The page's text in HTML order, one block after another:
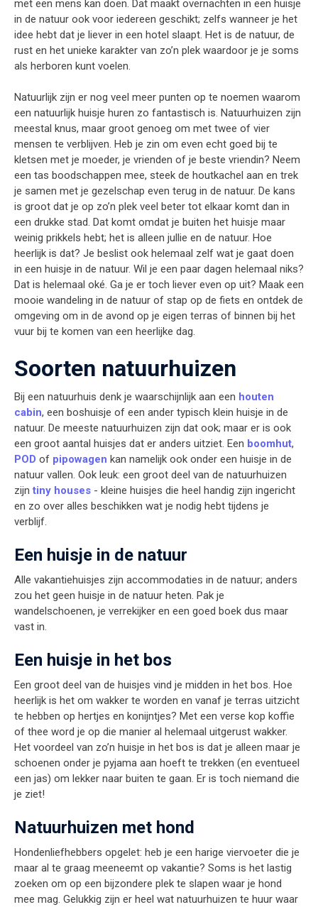
met een mens kan doen. Dat maakt overnachten in een huisje
in de natuur ook voor iedereen geschikt; zelfs wanneer je het
idee hebt dat je liever in een hotel slaapt. Het is de natuur, de
rust en het unieke karakter van zo’n plek waardoor je je soms
als herboren kunt voelen.
Natuurlijk zijn er nog veel meer punten op te noemen waarom
een natuurlijk huisje huren zo fantastisch is. Natuurhuizen zijn
meestal knus, maar groot genoeg om met twee of vier
mensen te verblijven. Heb je zin om even echt goed bij te
kletsen met je moeder, je vrienden of je beste vriendin? Neem
een tas boodschappen mee, steek de houtkachel aan en trek
je samen met je gezelschap even terug in de natuur. De kans
is groot dat je op zo’n plek veel beter tot elkaar komt dan in
een drukke stad. Dat komt omdat je buiten het huisje maar
weinig prikkels hebt; het is alleen jullie en de natuur. Hoe
heerlijk is dat? Je beslist ook helemaal zelf wat je gaat doen
in een huisje in de natuur. Wil je een paar dagen helemaal niks?
Dat is helemaal oké. Ga je er toch liever even op uit? Maak een
mooie wandeling in de natuur of stap op de fiets en ontdek de
omgeving om in de avond op je eigen terras of binnen bij het
vuur bij te komen van een heerlijke dag.
Soorten natuurhuizen
Bij een natuurhuis denk je waarschijnlijk aan een houten
cabin, een boshuisje of een ander typisch klein huisje in de
natuur. De meeste natuurhuizen zijn dat ook; maar er is ook
een groot aantal huisjes dat er anders uitziet. Een boomhut,
POD of pipowagen kan namelijk ook onder een huisje in de
natuur vallen. Ook leuk: een groot deel van de natuurhuizen
zijn tiny houses - kleine huisjes die heel handig zijn ingericht
en zo over alles beschikken wat je nodig hebt tijdens je
verblijf.
Een huisje in de natuur
Alle vakantiehuisjes zijn accommodaties in de natuur; anders
zou het geen huisje in de natuur heten. Pak je
wandelschoenen, je verrekijker en een goed boek dus maar
vast in.
Een huisje in het bos
Een groot deel van de huisjes vind je midden in het bos. Hoe
heerlijk is het om wakker te worden en vanaf je terras uitzicht
te hebben op hertjes en konijntjes? Met een verse kop koffie
of thee word je op die manier al helemaal uitgerust wakker.
Het voordeel van zo’n huisje in het bos is dat je alleen maar je
schoenen onder je pyjama aan hoeft te trekken (en eventueel
een jas) om lekker naar buiten te gaan. Er is toch niemand die
je ziet!
Natuurhuizen met hond
Hondenliefhebbers opgelet: heb je een harige viervoeter die je
maar al te graag meeneemt op vakantie? Soms is het lastig
zoeken om op een bijzondere plek te slapen waar je hond
mee mag. Gelukkig zijn er heel wat natuurhuizen te huur waar